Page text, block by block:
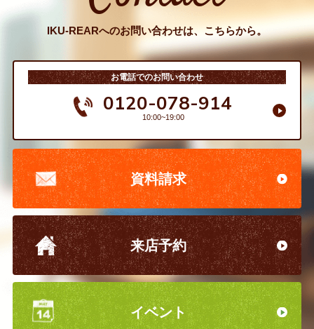
IKU-REARへのお問い合わせは、こちらから。
お電話でのお問い合わせ
0120-078-914
10:00~19:00
資料請求
来店予約
イベント